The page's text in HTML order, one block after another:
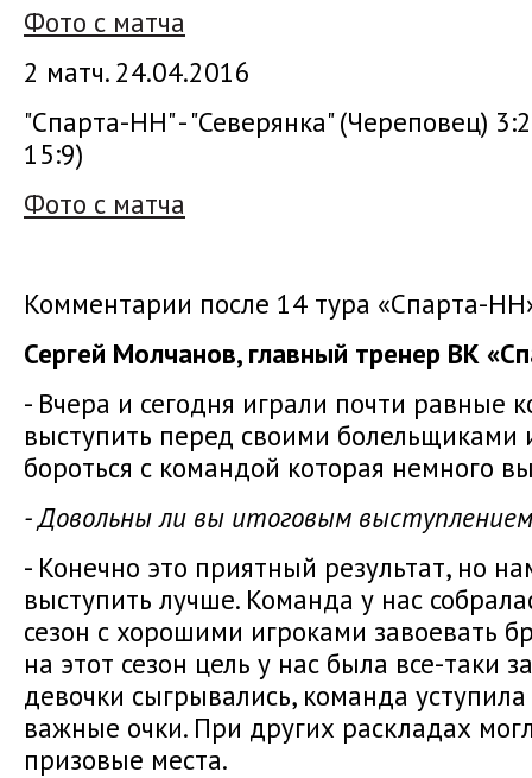
Фото с матча
2 матч. 24.04.2016
"Спарта-НН" - "Северянка" (Череповец)
15:9)
Фото с матча
Комментарии после 14 тура «Спарта-
Сергей Молчанов, главный тренер ВК
- Вчера и сегодня играли почти
выступить перед своими болельщиками
бороться с командой которая немного
- Довольны ли вы итоговым
- Конечно это приятный результат, но
выступить лучше. Команда у нас
сезон с хорошими игроками завоевать
на этот сезон цель у нас была все-таки
девочки сыгрывались, команда
важные очки. При других раскладах
призовые места.